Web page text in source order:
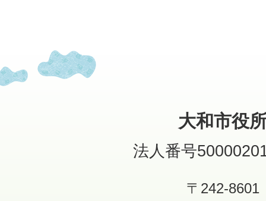
大和市役
法人番号
〒242-8601